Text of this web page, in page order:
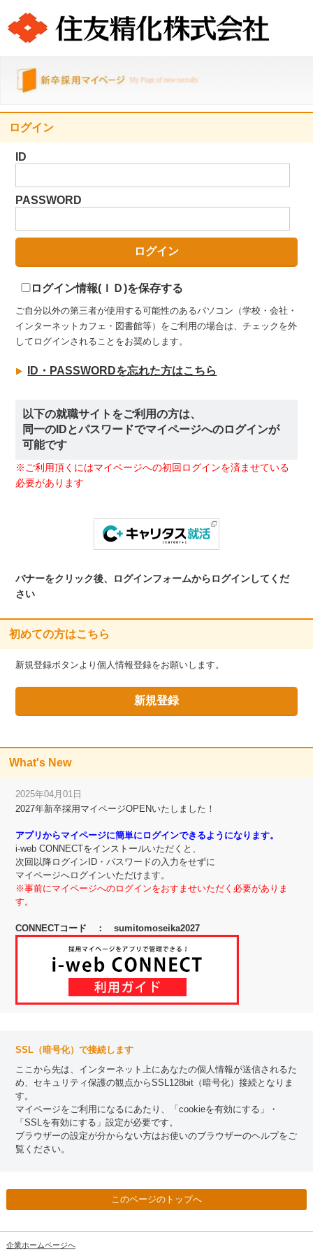
ログイン
ID
PASSWORD
ログイン情報(ＩＤ)を保存する
ご自分以外の第三者が使用する可能性のあるパソコン（学校・会社・
インターネットカフェ・図書館等）をご利用の場合は、チェックを外
してログインされることをお奨めします。
ID・PASSWORDを忘れた方はこちら
以下の就職サイトをご利用の方は、
同一のIDとパスワードでマイページへのログインが
可能です
※ご利用頂くにはマイページへの初回ログインを済ませている
必要があります
バナーをクリック後、ログインフォームからログインしてくだ
さい
初めての方はこちら
新規登録ボタンより個人情報登録をお願いします。
What's New
2025年04月01日
2027年新卒採用マイページOPENいたしました！
アプリからマイページに簡単にログインできるようになります。
i-web CONNECTをインストールいただくと、
次回以降ログインID・パスワードの入力をせずに
マイページへログインいただけます。
※事前にマイページへのログインをおすませいただく必要がありま
す。
CONNECTコード ： sumitomoseika2027
SSL（暗号化）で接続します
ここから先は、インターネット上にあなたの個人情報が送信されるた
め、セキュリティ保護の観点からSSL128bit（暗号化）接続となりま
す。
マイページをご利用になるにあたり、「cookieを有効にする」・
「SSLを有効にする」設定が必要です。
ブラウザーの設定が分からない方はお使いのブラウザーのヘルプをご
覧ください。
このページのトップへ
企業ホームページへ